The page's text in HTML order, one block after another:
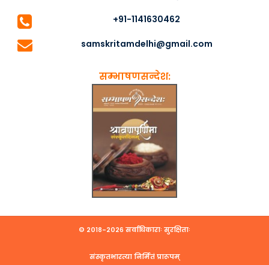
+91-1141630462
samskritamdelhi@gmail.com
सम्भाषणसन्देश:
© २०१८-२०२६ सर्वाधिकाराः सुरक्षिताः
संस्कृतभारत्या निर्मितं प्रारूपम्